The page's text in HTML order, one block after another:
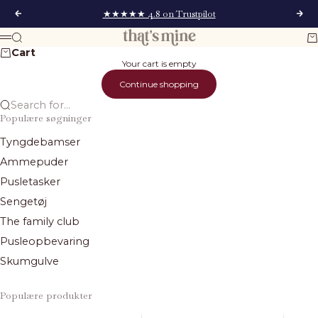
Previous
★★★★★ 4.8 on Trustpilot
Next
That's Mine
Menu
Search
Cart
Your cart is empty
Continue shopping
Search for...
Populære søgninger
Tyngdebamser
Ammepuder
Pusletasker
Sengetøj
The family club
Pusleopbevaring
Skumgulve
Populære produkter